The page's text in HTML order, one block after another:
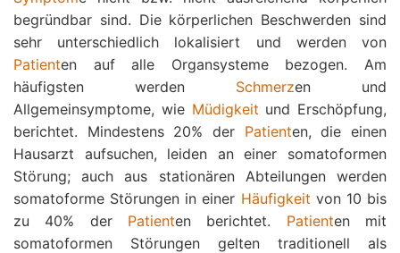
begründbar sind. Die körperlichen Beschwerden sind
sehr unterschiedlich lokalisiert und werden von
Patienten auf alle Organsysteme bezogen. Am
häufigsten werden Schmerzen und
Allgemeinsymptome, wie Müdigkeit und Erschöpfung,
berichtet. Mindestens 20% der Patienten, die einen
Hausarzt aufsuchen, leiden an einer somatoformen
Störung; auch aus stationären Abteilungen werden
somatoforme Störungen in einer Häufigkeit von 10 bis
zu 40% der Patienten berichtet. Patienten mit
somatoformen Störungen gelten traditionell als